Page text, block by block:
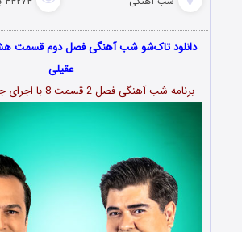
دانلود تاک‌شو شب آهنگی فصل دوم قسمت
عقیلی
برنامه شب آهنگی فصل 2 قسمت 8 با اجرای جذاب حامد آهنگی